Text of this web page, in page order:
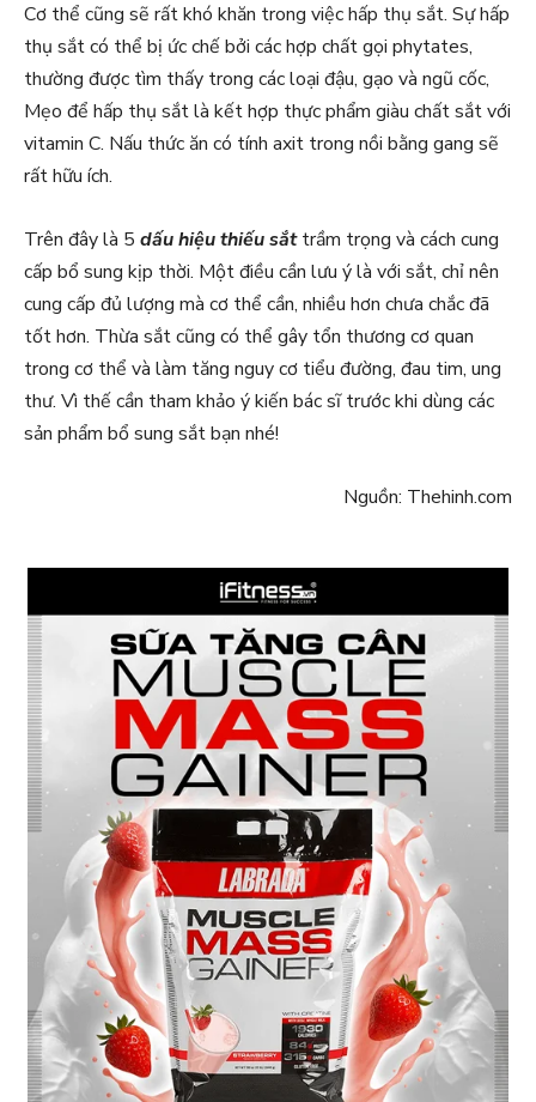
Cơ thể cũng sẽ rất khó khăn trong việc hấp thụ sắt. Sự hấp
thụ sắt có thể bị ức chế bởi các hợp chất gọi phytates,
thường được tìm thấy trong các loại đậu, gạo và ngũ cốc,
Mẹo để hấp thụ sắt là kết hợp thực phẩm giàu chất sắt với
vitamin C. Nấu thức ăn có tính axit trong nồi bằng gang sẽ
rất hữu ích.
Trên đây là 5 dấu hiệu thiếu sắt trầm trọng và cách cung
cấp bổ sung kịp thời. Một điều cần lưu ý là với sắt, chỉ nên
cung cấp đủ lượng mà cơ thể cần, nhiều hơn chưa chắc đã
tốt hơn. Thừa sắt cũng có thể gây tổn thương cơ quan
trong cơ thể và làm tăng nguy cơ tiểu đường, đau tim, ung
thư. Vì thế cần tham khảo ý kiến bác sĩ trước khi dùng các
sản phẩm bổ sung sắt bạn nhé!
Nguồn: Thehinh.com